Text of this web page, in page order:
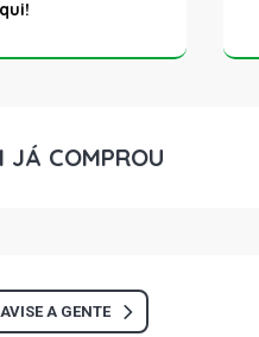
JÁ COMPROU
AVISE A GENTE